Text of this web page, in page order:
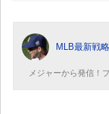
MLB最新戦
メジャーから発信！